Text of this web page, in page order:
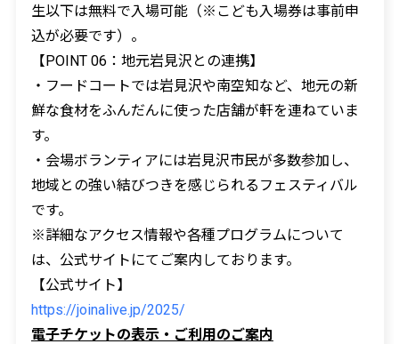
生以下は無料で入場可能（※こども入場券は事前申
込が必要です）。
【POINT 06：地元岩見沢との連携】
・フードコートでは岩見沢や南空知など、地元の新
鮮な食材をふんだんに使った店舗が軒を連ねていま
す。
・会場ボランティアには岩見沢市民が多数参加し、
地域との強い結びつきを感じられるフェスティバル
です。
※詳細なアクセス情報や各種プログラムについて
は、公式サイトにてご案内しております。
【公式サイト】
https://joinalive.jp/2025/
電子チケットの表示・ご利用のご案内